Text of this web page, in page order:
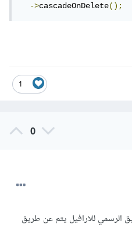
->cascadeOnDelete();
1
0
الرسمي للارافيل يتم عن طريق